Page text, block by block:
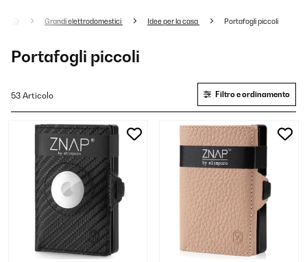
Grandi elettrodomestici Idee per la casa Portafogli piccoli
Portafogli piccoli
53 Articolo Filtro e ordinamento